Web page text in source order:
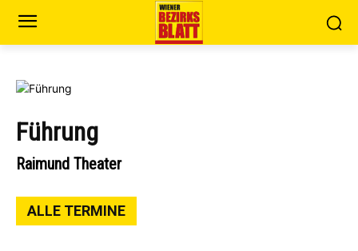
Führung
Raimund Theater
ALLE TERMINE